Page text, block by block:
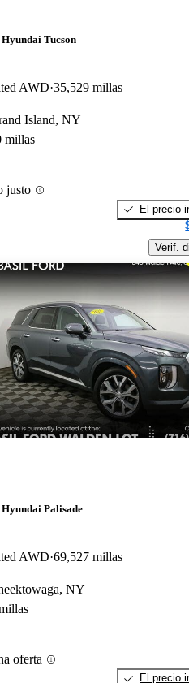
Tucson
AWD 35,529 millas
Island, NY
millas
justo
El precio
Verif.
Aviso
Palisade
AWD 69,527 millas
NY
oferta
El precio